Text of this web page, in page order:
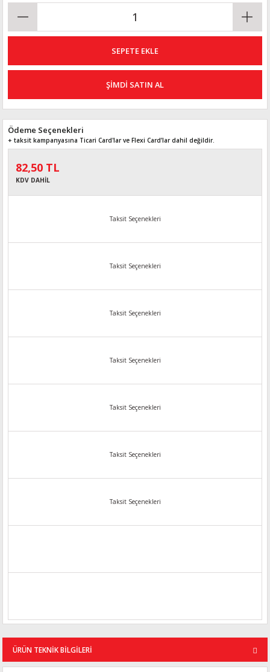
SEPETE EKLE
ŞİMDİ SATIN AL
Ödeme Seçenekleri
+ taksit kampanyasına Ticari Card'lar ve Flexi Card’lar dahil değildir.
82,50 TL
KDV DAHİL
Taksit Seçenekleri
Taksit Seçenekleri
Taksit Seçenekleri
Taksit Seçenekleri
Taksit Seçenekleri
Taksit Seçenekleri
Taksit Seçenekleri
ÜRÜN TEKNİK BİLGİLERİ